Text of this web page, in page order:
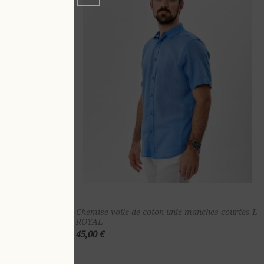
courtes 4
Ajouter au
Chemise voile de coton unie manches courtes L
ROYAL
45,00 €